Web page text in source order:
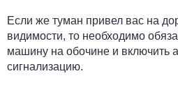
Если же туман привел вас на
видимости, то необходимо
машину на обочине и включить
сигнализацию.